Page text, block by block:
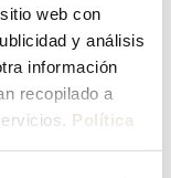
web con
y análisis
información
recopilado a
Política